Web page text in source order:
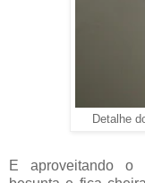
Detalhe
E aproveitando o